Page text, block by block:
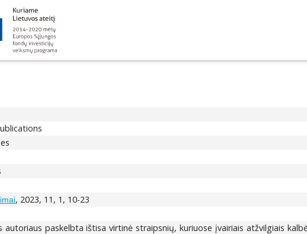
, 2023, 11, 1, 10-23
autoriaus paskelbta ištisa virtinė straipsnių, kuriuose įvairiais atžvilgiais